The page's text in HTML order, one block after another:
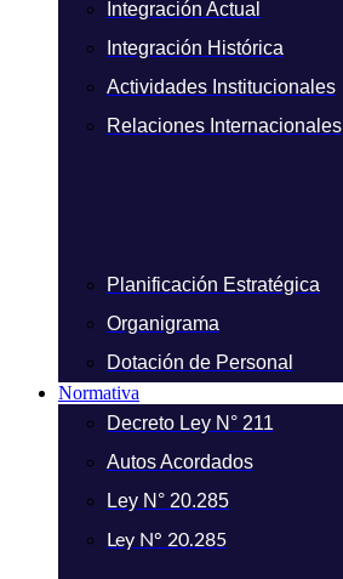
Integración Actual
Integración Histórica
Actividades Institucionales
Relaciones Internacionales
Planificación Estratégica
Organigrama
Dotación de Personal
Normativa
Decreto Ley N° 211
Autos Acordados
Ley N° 20.285
Ley N° 20.285